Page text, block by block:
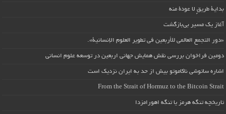
بداية طريقٍ لا عودة منه
آغاز یک مسیر بی‌بازگشت
«دور التجمع العالمي للأربعين في تطوير العلوم الإنسانية».
دومین فراخوان بررسی نقش همایش جهانی اربعین در توسعه علوم انسانی
اشاره ساتوشی ناکاموتو بیش از حد به ایران نزدیک است
From the Strait of Hormuz to the Bitcoin Strait
تاریخچه تنگه هرمز یا تنگه اهورامزدا